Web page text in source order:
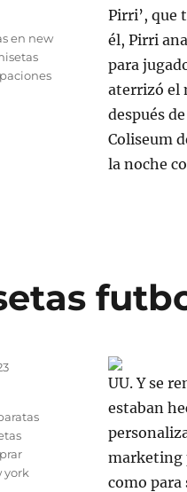
Pirri’, que
él, Pirri
para
aterrizó el
después
Coliseum
la noche
en new
UU. Y se
estaban
marketing
como para
york